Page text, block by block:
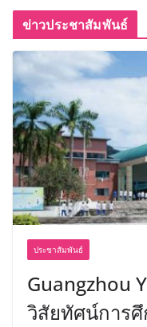
ข่าวประชาสัมพันธ์
ประชาสัมพันธ์
Guangzhou
วิสัยทัศน์การ